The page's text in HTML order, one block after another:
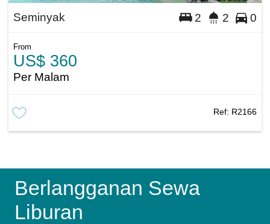
Seminyak 2 2 0
From
US$ 360
Per Malam
Ref: R2166
Berlangganan Sewa
Liburan